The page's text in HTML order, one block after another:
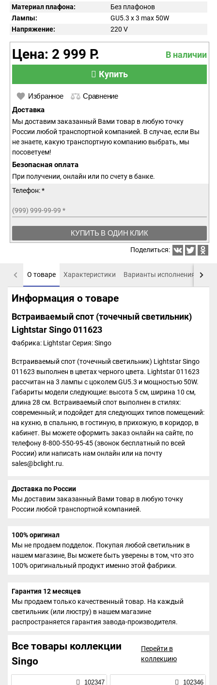
Материал плафона:
Без плафонов
Лампы:
GU5.3 x 3 max 50W
Напряжение:
220 V
Цена: 2 999 Р.
В наличии
Купить
Избранное Сравнение
Доставка
Мы доставим заказанный Вами товар в любую точку
России любой транспортной компанией. В случае, если Вы
не знаете, какую транспортную компанию выбрать, мы
посоветуем!
Безопасная оплата
При получении, онлайн или по счету в банке.
Телефон: *
(999) 999-99-99 *
КУПИТЬ В ОДИН КЛИК
Поделиться:
О товаре Характеристики Варианты исполнения
Информация о товаре
Встраиваемый спот (точечный светильник)
Lightstar Singo 011623
Фабрика: LightstarСерия: Singo
Встраиваемый спот (точечный светильник) Lightstar Singo
011623 выполнен в цветах черного цвета. Lightstar 011623
рассчитан на 3 лампы с цоколем GU5.3 и мощностью 50W.
Габариты модели следующие: высота 5 см, ширина 10 см,
длина 28 см. Встраиваемый спот выполнен в стилях:
современный; и подойдет для следующих типов помещений:
на кухню, в спальню, в гостиную, в прихожую, в коридор, в
кабинет. Вы можете оформить заказ онлайн на сайте, по
телефону 8-800-550-95-45 (звонок бесплатный по всей
России) или написать нам онлайн или на почту
sales@bclight.ru.
Доставка по России
Мы доставим заказанный Вами товар в любую точку
России любой транспортной компанией.
100% оригинал
Мы не продаем подделок. Покупая любой светильник в
нашем магазине, Вы можете быть уверены в том, что это
100% оригинальный продукт именно этой фабрики.
Гарантия 12 месяцев
Мы продаем только качественный товар. На каждый
светильник (или люстру) в нашем магазине
распространяется гарантия завода-производителя.
Все товары коллекции
Singo
Перейти в
коллекцию
102347 102346